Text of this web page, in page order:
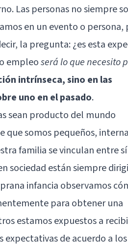
Las personas no siempre
en un evento o persona,
la pregunta: ¿es esta
empleoserá lo que necesito
intrínseca, sino en las
uno en el pasado.
sean producto del mundo
que somos pequeños,
familia se vinculan entre
sociedad están siempre
infancia observamos
para obtener una
estamos expuestos a
de acuerdo a los